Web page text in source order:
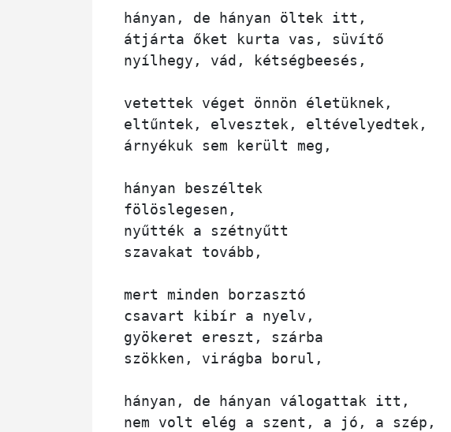
hányan, de hányan öltek itt,
átjárta őket kurta vas, süvítő
nyílhegy, vád, kétségbeesés,
vetettek véget önnön életüknek,
eltűntek, elvesztek, eltévelyedtek,
árnyékuk sem került meg,
hányan beszéltek
fölöslegesen,
nyűtték a szétnyűtt
szavakat tovább,
mert minden borzasztó
csavart kibír a nyelv,
gyökeret ereszt, szárba
szökken, virágba borul,
hányan, de hányan válogattak itt,
nem volt elég a szent, a jó, a szép,